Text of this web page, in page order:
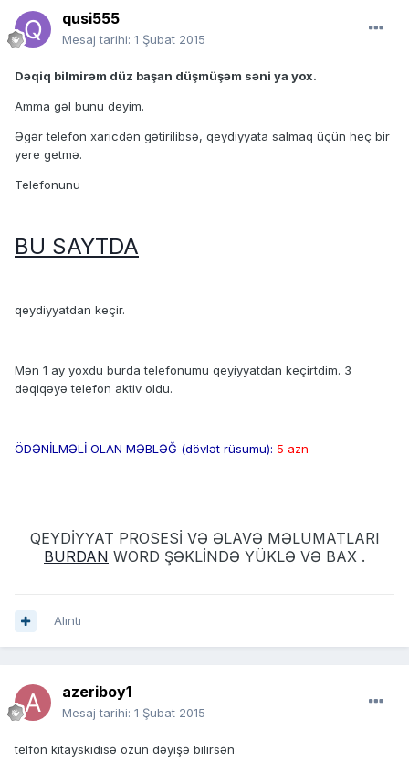
qusi555
Mesaj tarihi: 1 Şubat 2015
Dəqiq bilmirəm düz başan düşmüşəm səni ya yox.
Amma gəl bunu deyim.
Əgər telefon xaricdən gətirilibsə, qeydiyyata salmaq üçün heç bir
yere getmə.
Telefonunu
BU SAYTDA
qeydiyyatdan keçir.
Mən 1 ay yoxdu burda telefonumu qeyiyyatdan keçirtdim. 3
dəqiqəyə telefon aktiv oldu.
ÖDƏNİLMƏLİ OLAN MƏBLƏĞ (dövlət rüsumu): 5 azn
QEYDİYYAT PROSESİ VƏ ƏLAVƏ MƏLUMATLARI
BURDAN WORD ŞƏKLİNDƏ YÜKLƏ VƏ BAX .
Alıntı
azeriboy1
Mesaj tarihi: 1 Şubat 2015
telfon kitayskidisə özün dəyişə bilirsən